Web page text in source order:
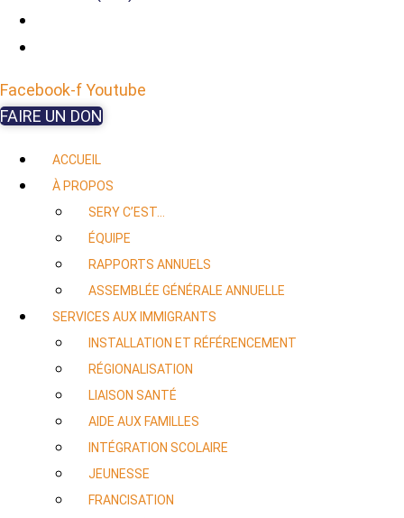
Facebook-fYoutube
FAIRE UN DON
ACCUEIL
À PROPOS
SERY C’EST…
ÉQUIPE
RAPPORTS ANNUELS
ASSEMBLÉE GÉNÉRALE ANNUELLE
SERVICES AUX IMMIGRANTS
INSTALLATION ET RÉFÉRENCEMENT
RÉGIONALISATION
LIAISON SANTÉ
AIDE AUX FAMILLES
INTÉGRATION SCOLAIRE
JEUNESSE
FRANCISATION